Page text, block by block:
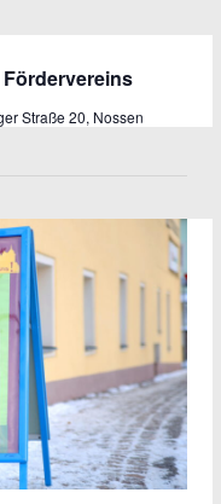
Straße 20, Nossen